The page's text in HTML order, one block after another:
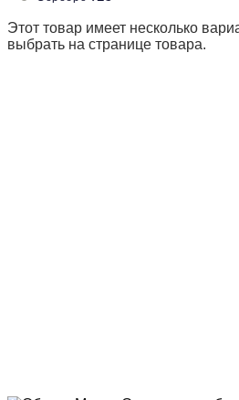
Этот товар имеет несколько
выбрать на странице товара.